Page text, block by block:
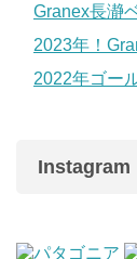
Granex長瀞
2023年！
2022年ゴー
Instagram